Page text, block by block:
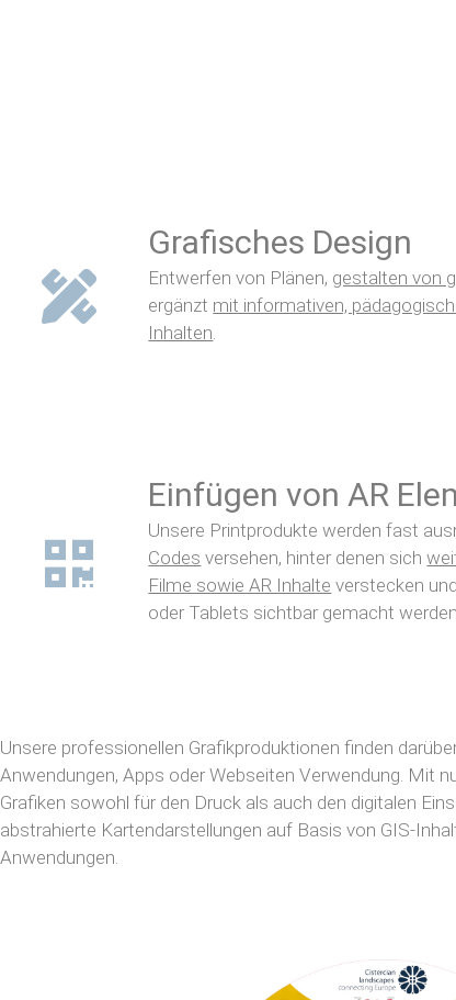
Grafisches Design
Entwerfen von Plänen, gestalten von
ergänzt mit informativen,
Inhalten
Einfügen von AR
Unsere Printprodukte werden fast
Codes versehen, hinter denen sich
Filme sowie AR Inhalte verstecken
oder Tablets sichtbar gemacht
Unsere professionellen Grafikproduktionen finden
Anwendungen, Apps oder Webseiten Verwendung. Mit
Grafiken sowohl für den Druck als auch den digitalen
abstrahierte Kartendarstellungen auf Basis von GIS-
Anwendungen.